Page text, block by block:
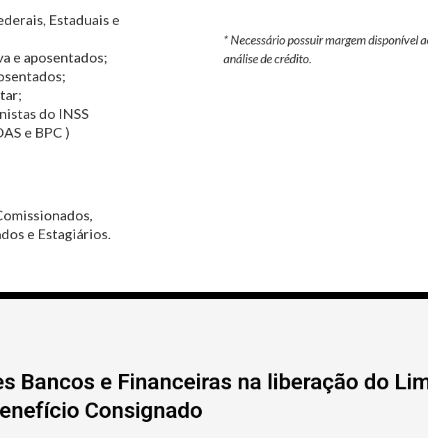
Estaduais e
e aposentados;
do INSS
e BPC )
e Estagiários.
* Necessário possuir margem disponível
análise de crédito.
Bancos e Financeiras na liberação do
Consignado